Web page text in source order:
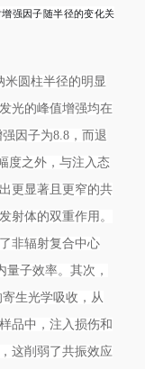
强因子随半径的变化关
米圆柱半径的明显
光的峰值增强均在
因子为8.8，而退
度之外，与注入态
更显著且更窄的共
射体的双重作用。
非辐射复合中心
量子效率。其次，
生光学吸收，从
品中，注入损伤和
这削弱了共振效应